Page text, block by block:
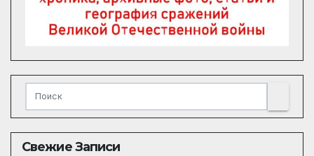
Свежие Записи